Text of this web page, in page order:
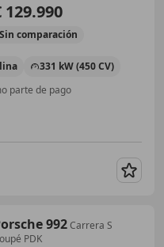
129.990
Sin comparación
331 kW (450 CV)
parte de pago
992Carrera S
PDK